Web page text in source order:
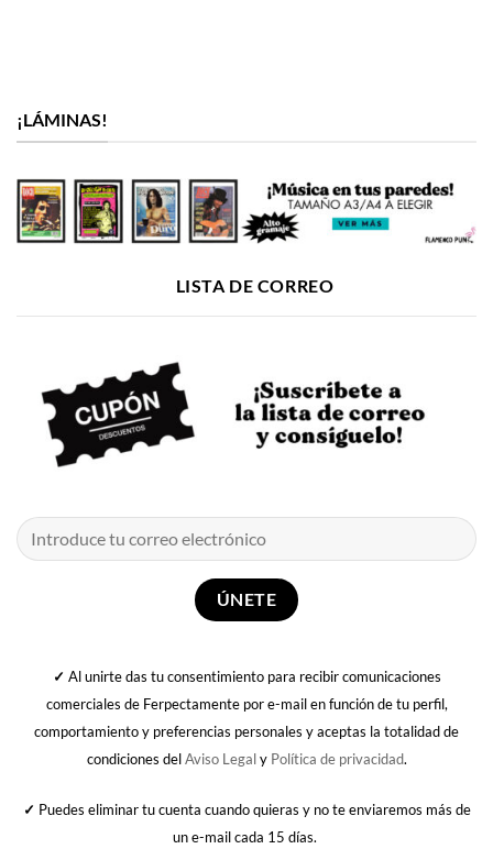
¡LÁMINAS!
LISTA DE CORREO
✓ Al unirte das tu consentimiento para recibir comunicaciones
comerciales de Ferpectamente por e-mail en función de tu perfil,
comportamiento y preferencias personales y aceptas la totalidad de
condiciones delAviso Legaly Política de privacidad.
✓ Puedes eliminar tu cuenta cuando quieras y no te enviaremos más de
un e-mail cada 15 días.